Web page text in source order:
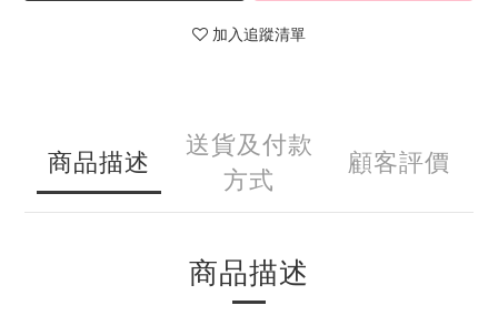
加入追蹤清單
商品描述
送貨及付款
方式
顧客評價
商品描述